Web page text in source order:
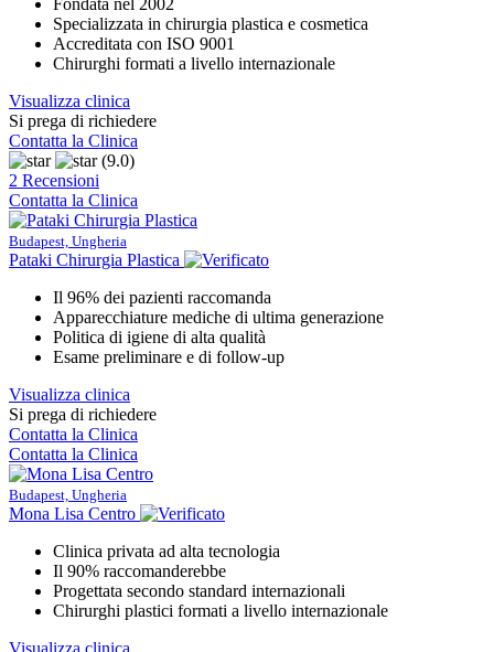
Specializzata in chirurgia plastica e cosmetica
Accreditata con ISO 9001
Chirurghi formati a livello internazionale
Visualizza clinica
Si prega di richiedere
Contatta la Clinica
(9.0)
2 Recensioni
Contatta la Clinica
Budapest, Ungheria
Pataki Chirurgia Plastica
Il 96% dei pazienti raccomanda
Apparecchiature mediche di ultima generazione
Politica di igiene di alta qualità
Esame preliminare e di follow-up
Visualizza clinica
Si prega di richiedere
Contatta la Clinica
Contatta la Clinica
Budapest, Ungheria
Mona Lisa Centro
Clinica privata ad alta tecnologia
Il 90% raccomanderebbe
Progettata secondo standard internazionali
Chirurghi plastici formati a livello internazionale
Visualizza clinica